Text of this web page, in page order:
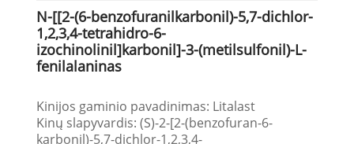
N-[[2-(6-benzofuranilkarbonil)-5,7-dichlor-
1,2,3,4-tetrahidro-6-
izochinolinil]karbonil]-3-(metilsulfonil)-L-
fenilalaninas
Kinijos gaminio pavadinimas: Litalast
Kinų slapyvardis: (S)-2-[2-(benzofuran-6-
karbonil)-5,7-dichlor-1,2,3,4-